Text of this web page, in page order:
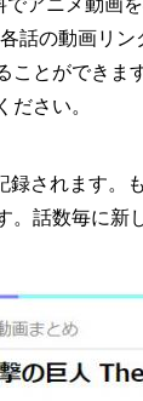
アニメ動画
話の動画リ
ことができま
ださい。
録されます。
話数毎に新